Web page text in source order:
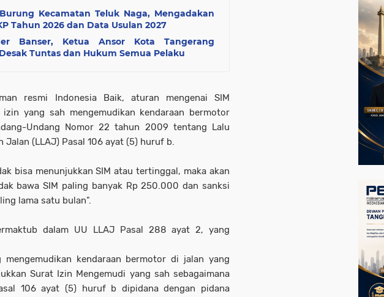
Kecamatan Teluk Naga, Mengadakan
Tahun 2026 dan Data Usulan 2027
Banser, Ketua Ansor Kota Tangerang
Tuntas dan Hukum Semua Pelaku
resmi Indonesia Baik, aturan mengenai SIM
yang sah mengemudikan kendaraan bermotor
Undang Nomor 22 tahun 2009 tentang Lalu
Jalan (LLAJ) Pasal 106 ayat (5) huruf b.
bisa menunjukkan SIM atau tertinggal, maka akan
bawa SIM paling banyak Rp 250.000 dan sanksi
lama satu bulan".
dalam UU LLAJ Pasal 288 ayat 2, yang
mengemudikan kendaraan bermotor di jalan yang
Surat Izin Mengemudi yang sah sebagaimana
106 ayat (5) huruf b dipidana dengan pidana